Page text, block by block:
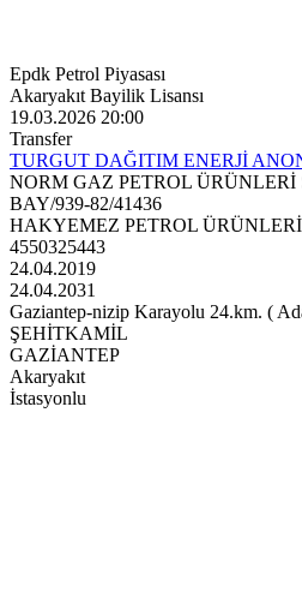
Epdk Petrol Piyasası
Akaryakıt Bayilik Lisansı
19.03.2026 20:00
Transfer
TURGUT DAĞITIM ENERJİ
NORM GAZ PETROL
BAY/939-82/41436
HAKYEMEZ PETROL
4550325443
24.04.2019
24.04.2031
Gaziantep-nizip Karayolu 24.km. (
ŞEHİTKAMİL
GAZİANTEP
Akaryakıt
İstasyonlu